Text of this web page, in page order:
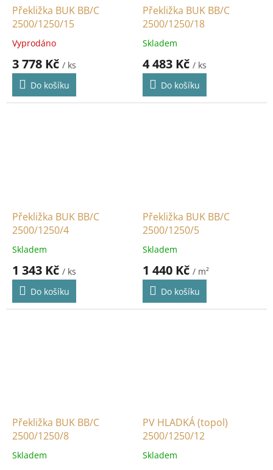
Překližka BUK BB/C
2500/1250/15
Vyprodáno
3 778 Kč / ks
Do košíku
Překližka BUK BB/C
2500/1250/18
Skladem
4 483 Kč / ks
Do košíku
Překližka BUK BB/C
2500/1250/4
Skladem
1 343 Kč / ks
Do košíku
Překližka BUK BB/C
2500/1250/5
Skladem
1 440 Kč / m²
Do košíku
Překližka BUK BB/C
2500/1250/8
Skladem
PV HLADKÁ (topol)
2500/1250/12
Skladem